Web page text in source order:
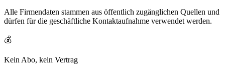
Alle Firmendaten stammen aus öffentlich zugänglichen Quellen und
dürfen für die geschäftliche Kontaktaufnahme verwendet werden.
💰
Kein Abo, kein Vertrag